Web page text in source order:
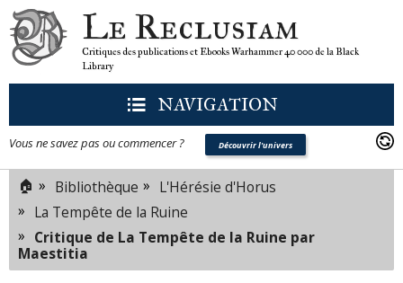
Le Reclusiam
Critiques des publications et Ebooks Warhammer 40 000 de la Black
Library
NAVIGATION
Vous ne savez pas ou commencer ? Découvrir l'univers
🏠 » Bibliothèque » L'Hérésie d'Horus
» La Tempête de la Ruine
» Critique de La Tempête de la Ruine par
Maestitia